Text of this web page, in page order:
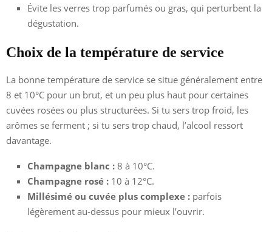
Évite les verres trop parfumés ou gras, qui perturbent la
dégustation.
Choix de la température de service
La bonne température de service se situe généralement entre
8 et 10°C pour un brut, et un peu plus haut pour certaines
cuvées rosées ou plus structurées. Si tu sers trop froid, les
arômes se ferment ; si tu sers trop chaud, l’alcool ressort
davantage.
Champagne blanc : 8 à 10°C.
Champagne rosé : 10 à 12°C.
Millésimé ou cuvée plus complexe : parfois
légèrement au-dessus pour mieux l’ouvrir.